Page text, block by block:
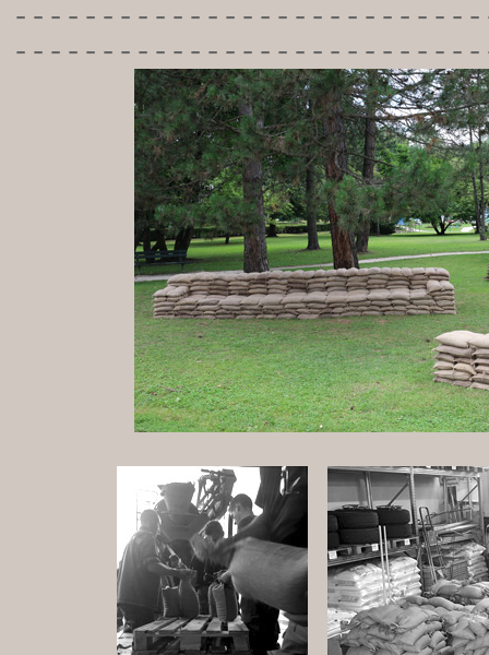
-----------